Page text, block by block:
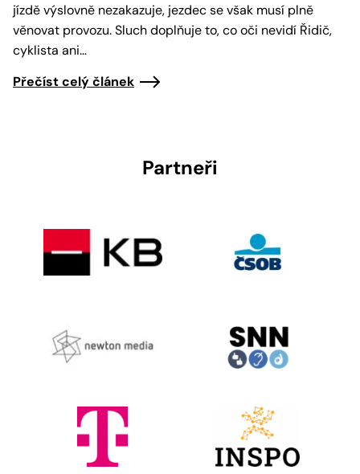
jízdě výslovně nezakazuje, jezdec se však musí plně
věnovat provozu. Sluch doplňuje to, co oči nevidí Řidič,
cyklista ani…
Přečíst celý článek
Partneři